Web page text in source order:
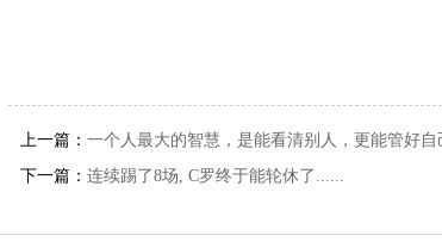
上一篇： 一个人最大的智慧，是能看清别人，更能管好自
下一篇： 连续踢了8场, C罗终于能轮休了......